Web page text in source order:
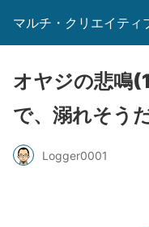
マルチ・クリエイティ
オヤジの悲鳴
で、溺れそう
Logger0001